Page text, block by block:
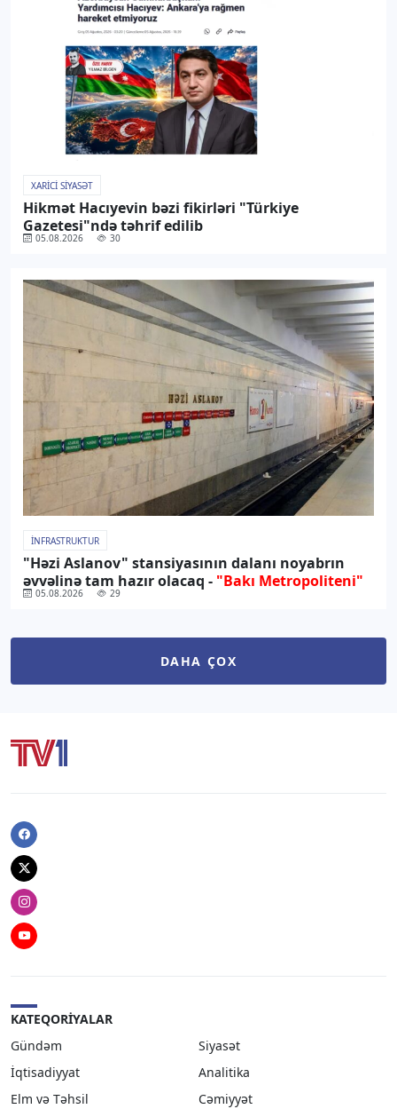
XARICI SIYASƏT
Hikmət Hacıyevin bəzi fikirləri "Türkiye
Gazetesi"ndə təhrif edilib
05.08.2026 30
İNFRASTRUKTUR
"Həzi Aslanov" stansiyasının dalanı noyabrın
əvvəlinə tam hazır olacaq - "Bakı Metropoliteni"
05.08.2026 29
DAHA ÇOX
Facebook
Twitter
Instagram
Youtube
KATEQORIYALAR
Gündəm
Siyasət
İqtisadiyyat
Analitika
Elm və Təhsil
Cəmiyyət